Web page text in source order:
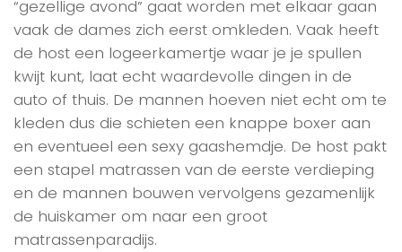
“gezellige avond” gaat worden met elkaar gaan
vaak de dames zich eerst omkleden. Vaak heeft
de host een logeerkamertje waar je je spullen
kwijt kunt, laat echt waardevolle dingen in de
auto of thuis. De mannen hoeven niet echt om te
kleden dus die schieten een knappe boxer aan
en eventueel een sexy gaashemdje. De host pakt
een stapel matrassen van de eerste verdieping
en de mannen bouwen vervolgens gezamenlijk
de huiskamer om naar een groot
matrassenparadijs.